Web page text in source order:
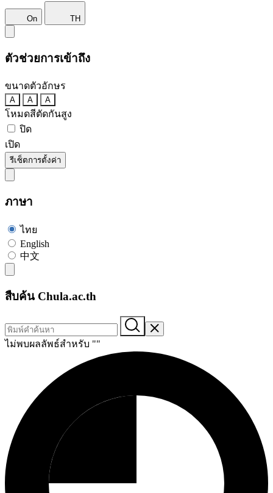
On TH
ตัวช่วยการเข้าถึง
ขนาดตัวอักษร
A A A
โหมดสีตัดกันสูง
ปิด
เปิด
รีเซ็ตการตั้งค่า
ภาษา
ไทย
English
中文
สืบค้น Chula.ac.th
ไม่พบผลลัพธ์สำหรับ ""